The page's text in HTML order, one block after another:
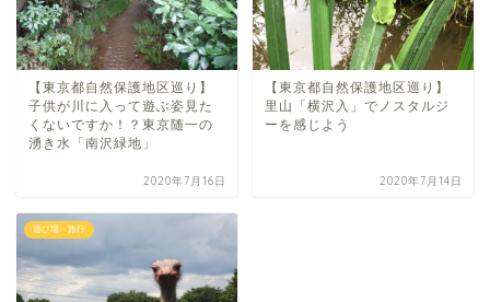
【東京都自然保護地区巡り】
子供が川に入って遊ぶ姿見た
くないですか！？東京随一の
湧き水「南沢緑地」
2020年7月16日
【東京都自然保護地区巡り】
里山「横沢入」でノスタルジ
ーを感じよう
2020年7月14日
遊び場・旅行